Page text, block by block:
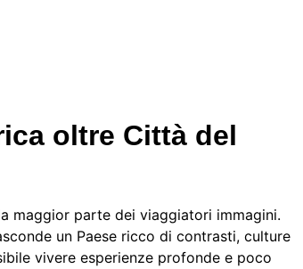
oltre Città del
maggior parte dei viaggiatori immagini.
un Paese ricco di contrasti, culture
vivere esperienze profonde e poco